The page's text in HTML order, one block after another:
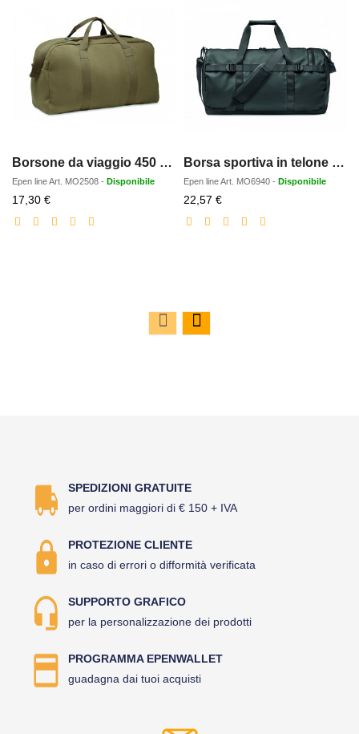
Borsone da viaggio 450 gr/m²
Epen lineArt. MO2508 - Disponibile
17,30 €Prezzo
scontato
Borsa sportiva in telone 50C
Epen lineArt. MO6940 - Disponibile
22,57 €Prezzo
scontato
SPEDIZIONI GRATUITE
per ordini maggiori di € 150 + IVA
PROTEZIONE CLIENTE
in caso di errori o difformità verificata
SUPPORTO GRAFICO
per la personalizzazione dei prodotti
PROGRAMMA EPENWALLET
guadagna dai tuoi acquisti